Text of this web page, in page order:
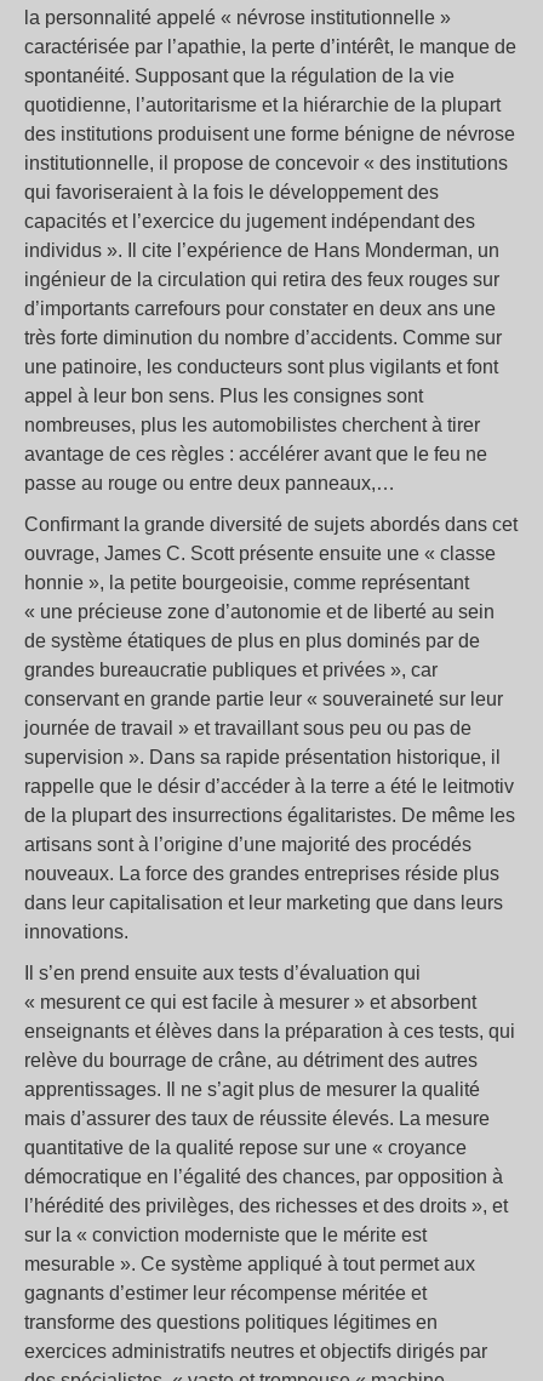
la personnalité appelé « névrose institutionnelle »
caractérisée par l’apathie, la perte d’intérêt, le manque de
spontanéité. Supposant que la régulation de la vie
quotidienne, l’autoritarisme et la hiérarchie de la plupart
des institutions produisent une forme bénigne de névrose
institutionnelle, il propose de concevoir « des institutions
qui favoriseraient à la fois le développement des
capacités et l’exercice du jugement indépendant des
individus ». Il cite l’expérience de Hans Monderman, un
ingénieur de la circulation qui retira des feux rouges sur
d’importants carrefours pour constater en deux ans une
très forte diminution du nombre d’accidents. Comme sur
une patinoire, les conducteurs sont plus vigilants et font
appel à leur bon sens. Plus les consignes sont
nombreuses, plus les automobilistes cherchent à tirer
avantage de ces règles : accélérer avant que le feu ne
passe au rouge ou entre deux panneaux,…
Confirmant la grande diversité de sujets abordés dans cet
ouvrage, James C. Scott présente ensuite une « classe
honnie », la petite bourgeoisie, comme représentant
« une précieuse zone d’autonomie et de liberté au sein
de système étatiques de plus en plus dominés par de
grandes bureaucratie publiques et privées », car
conservant en grande partie leur « souveraineté sur leur
journée de travail » et travaillant sous peu ou pas de
supervision ». Dans sa rapide présentation historique, il
rappelle que le désir d’accéder à la terre a été le leitmotiv
de la plupart des insurrections égalitaristes. De même les
artisans sont à l’origine d’une majorité des procédés
nouveaux. La force des grandes entreprises réside plus
dans leur capitalisation et leur marketing que dans leurs
innovations.
Il s’en prend ensuite aux tests d’évaluation qui
« mesurent ce qui est facile à mesurer » et absorbent
enseignants et élèves dans la préparation à ces tests, qui
relève du bourrage de crâne, au détriment des autres
apprentissages. Il ne s’agit plus de mesurer la qualité
mais d’assurer des taux de réussite élevés. La mesure
quantitative de la qualité repose sur une « croyance
démocratique en l’égalité des chances, par opposition à
l’hérédité des privilèges, des richesses et des droits », et
sur la « conviction moderniste que le mérite est
mesurable ». Ce système appliqué à tout permet aux
gagnants d’estimer leur récompense méritée et
transforme des questions politiques légitimes en
exercices administratifs neutres et objectifs dirigés par